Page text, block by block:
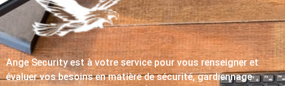
Ange Security est à votre service pour vous renseigner et
évaluer vos besoins en matière de sécurité, gardiennage